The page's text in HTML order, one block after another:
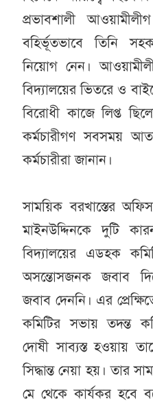
প্রভাবশালী
বহির্ভূতভাবে তিনি
নিয়োগ নেন।
বিদ্যালয়ের ভিতরে ও
বিরোধী কাজে লিপ্ত
কর্মচারীগণ সবসময়
কর্মচারীরা জানান।
সাময়িক বরখাস্তের
মাইনউদ্দিনকে দুটি
বিদ্যালয়ের এডহক
অসন্তোসজনক জবাব
জবাব দেননি। এর
কমিটির সভায় তদন্ত
দোষী সাব্যস্ত হওয়ায়
সিদ্ধান্ত নেয়া হয়। তার
মে থেকে কার্যকর হবে